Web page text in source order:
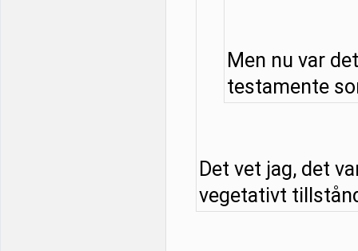
Men nu var
testamente
Det vet jag, det
vegetativt